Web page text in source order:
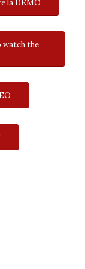
la DEMO
watch the